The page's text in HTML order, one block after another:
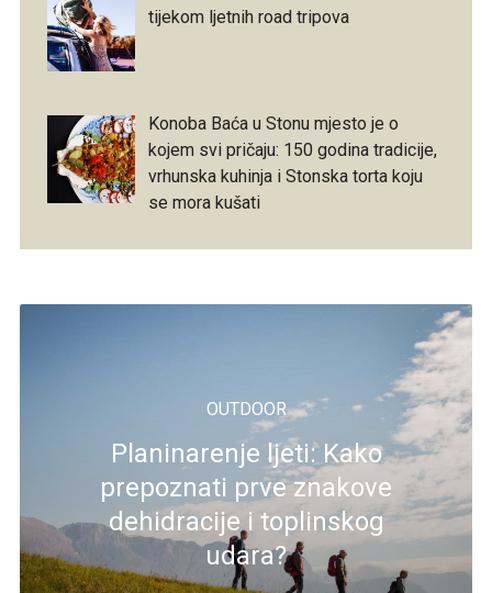
tijekom ljetnih road tripova
Konoba Baća u Stonu mjesto je o
kojem svi pričaju: 150 godina tradicije,
vrhunska kuhinja i Stonska torta koju
se mora kušati
OUTDOOR
Planinarenje ljeti: Kako
prepoznati prve znakove
dehidracije i toplinskog
udara?